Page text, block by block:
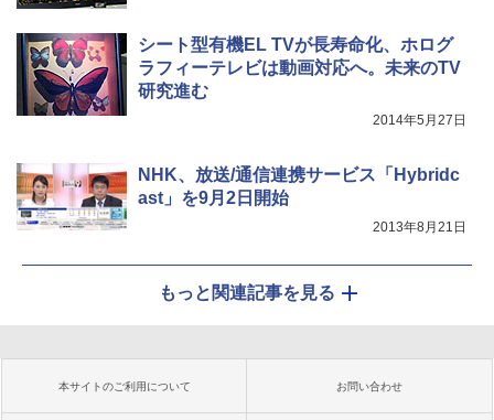
シート型有機EL TVが長寿命化、ホログ
ラフィーテレビは動画対応へ。未来のTV
研究進む
2014年5月27日
NHK、放送/通信連携サービス「Hybridc
ast」を9月2日開始
2013年8月21日
もっと関連記事を見る
本サイトのご利用について お問い合わせ